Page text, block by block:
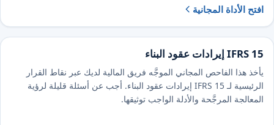
افتح الأداة المجانية
IFRS 15 إيرادات عقود البناء
يأخذ هذا الفاحص المجاني الموجَّه فريق المالية لديك عبر نقاط القرار
الرئيسية لـ IFRS 15 إيرادات عقود البناء. أجب عن أسئلة قليلة لرؤية
المعالجة المرجَّحة والأدلة الواجب توثيقها.